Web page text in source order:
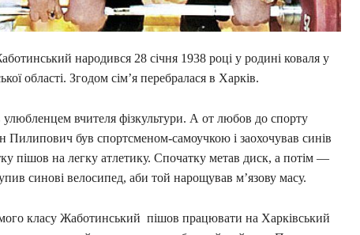
народився 28 січня 1938 році у родині коваля у
області. Згодом сім’я перебралася в Харків.
вчителя фізкультури. А от любов до спорту
був спортсменом-самоучкою і заохочував синів
пішов на легку атлетику. Спочатку метав диск, а потім —
синові велосипед, аби той нарощував м’язову масу.
класу Жаботинський пішов працювати на Харківський